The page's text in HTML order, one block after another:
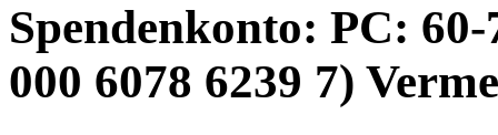
Spendenkonto: PC:
000 6078 6239 7)